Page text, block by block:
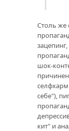
Столь же
шок-
себе"),
кит" и